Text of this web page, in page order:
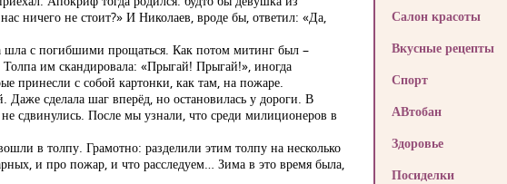
ничего не стоит?» И Николаев, вроде бы, ответил: «Да,
шла с погибшими прощаться. Как потом митинг был –
Толпа им скандировала: «Прыгай! Прыгай!», иногда
принесли с собой картонки, как там, на пожаре.
Даже сделала шаг вперёд, но остановилась у дороги. В
сдвинулись. После мы узнали, что среди милиционеров в
в толпу. Грамотно: разделили этим толпу на несколько
и про пожар, и что расследуем… Зима в это время была,
Салон красоты
Вкусные рецепты
Спорт
АВтобан
Здоровье
Посиделки